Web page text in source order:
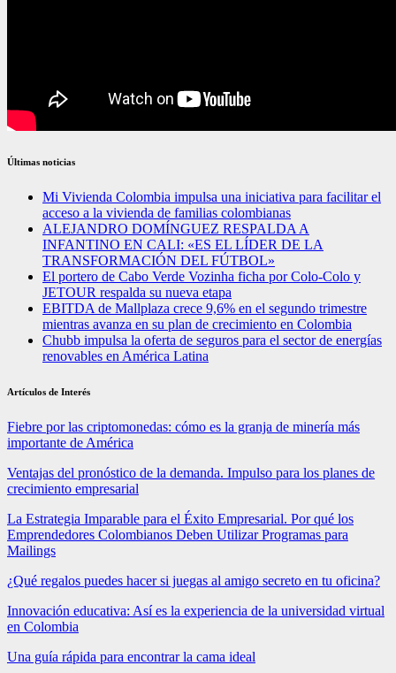
Últimas noticias
Mi Vivienda Colombia impulsa una iniciativa para facilitar el
acceso a la vivienda de familias colombianas
ALEJANDRO DOMÍNGUEZ RESPALDA A
INFANTINO EN CALI: «ES EL LÍDER DE LA
TRANSFORMACIÓN DEL FÚTBOL»
El portero de Cabo Verde Vozinha ficha por Colo-Colo y
JETOUR respalda su nueva etapa
EBITDA de Mallplaza crece 9,6% en el segundo trimestre
mientras avanza en su plan de crecimiento en Colombia
Chubb impulsa la oferta de seguros para el sector de energías
renovables en América Latina
Artículos de Interés
Fiebre por las criptomonedas: cómo es la granja de minería más
importante de América
Ventajas del pronóstico de la demanda. Impulso para los planes de
crecimiento empresarial
La Estrategia Imparable para el Éxito Empresarial. Por qué los
Emprendedores Colombianos Deben Utilizar Programas para
Mailings
¿Qué regalos puedes hacer si juegas al amigo secreto en tu oficina?
Innovación educativa: Así es la experiencia de la universidad virtual
en Colombia
Una guía rápida para encontrar la cama ideal